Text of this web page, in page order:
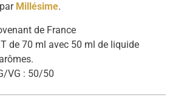
Millésime.
de France
de 70 ml avec 50 ml de liquide
VG : 50/50